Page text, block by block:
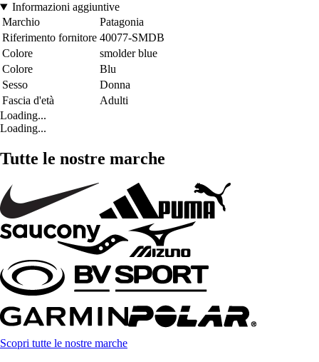
Informazioni aggiuntive
Marchio
Patagonia
Riferimento fornitore 40077-SMDB
Colore
smolder blue
Colore
Blu
Sesso
Donna
Fascia d'età
Adulti
Loading...
Loading...
Tutte le nostre marche
Scopri tutte le nostre marche